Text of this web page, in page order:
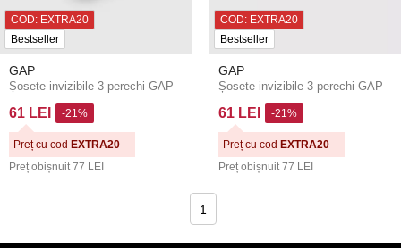
COD: EXTRA20
Bestseller
GAP
Șosete invizibile 3 perechi GAP
61 LEI
Preț obișnuit 77 LEI
-21%
Preț cu cod EXTRA20
COD: EXTRA20
Bestseller
GAP
Șosete invizibile 3 perechi GAP
61 LEI
Preț obișnuit 77 LEI
-21%
Preț cu cod EXTRA20
1